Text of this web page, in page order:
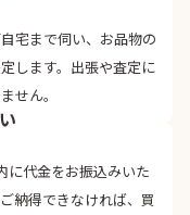
宅まで伺い、お品物の
します。出張や査定に
せん。
に代金をお振込みいた
納得できなければ、買